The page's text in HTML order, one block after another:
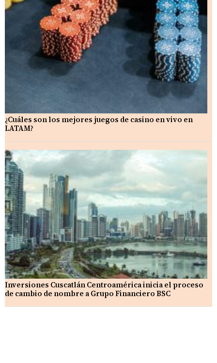
¿Cuáles son los mejores juegos de casino en vivo en
LATAM?
Inversiones Cuscatlán Centroamérica inicia el proceso
de cambio de nombre a Grupo Financiero BSC